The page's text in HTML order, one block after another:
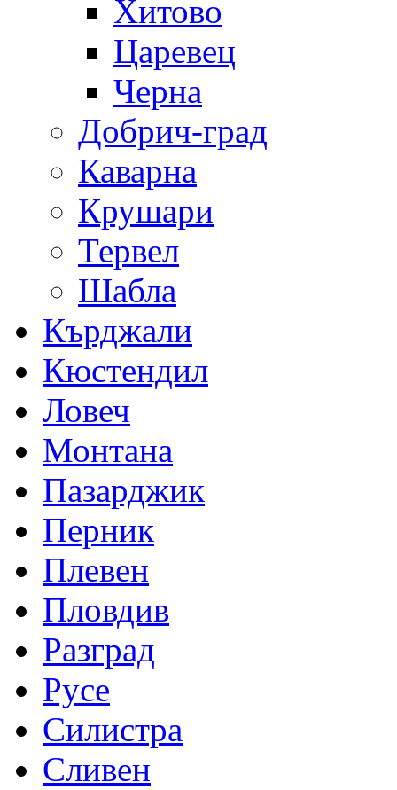
Хитово
Царевец
Черна
Добрич-град
Каварна
Крушари
Тервел
Шабла
Кърджали
Кюстендил
Ловеч
Монтана
Пазарджик
Перник
Плевен
Пловдив
Разград
Русе
Силистра
Сливен